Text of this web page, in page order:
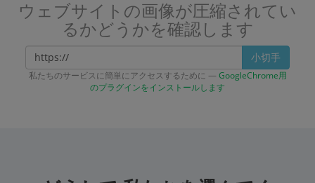
ウェブサイトの画像が圧縮されてい
るかどうかを確認します
小切手
私たちのサービスに簡単にアクセスするために —GoogleChrome用
のプラグインをインストールします